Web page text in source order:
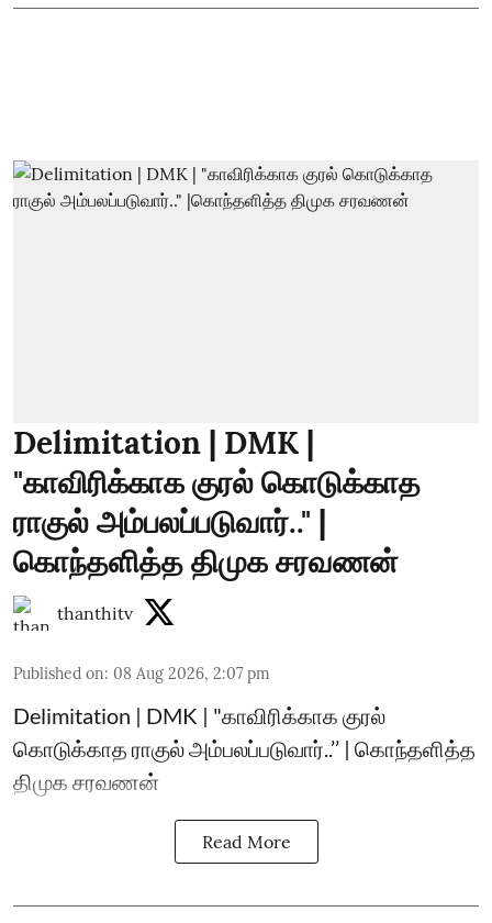
Delimitation | DMK |
"காவிரிக்காக குரல் கொடுக்காத
ராகுல் அம்பலப்படுவார்.." |
கொந்தளித்த திமுக சரவணன்
thanthitv
Published on: 08 Aug 2026, 2:07 pm
Delimitation | DMK | "காவிரிக்காக குரல்
கொடுக்காத ராகுல் அம்பலப்படுவார்..’’ | கொந்தளித்த
திமுக சரவணன்
Read More